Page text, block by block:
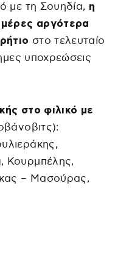
με τη Σουηδία, η
αργότερα
στο τελευταίο
υποχρεώσεις
στο φιλικό με
Κουρμπέλης,
– Μασούρας,